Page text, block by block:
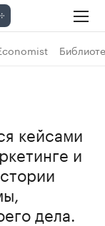
кейсами
и
дела.